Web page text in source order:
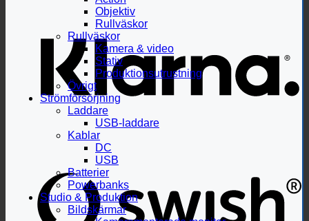
Objektiv
Rullväskor
Rullväskor
Kamera & video
Stativ
Produktionsutrustning
Övrigt
Strömförsörjning
Laddare
USB-laddare
Kablar
DC
USB
Batterier
Powerbanks
Studio & Produktion
Bildskärmar